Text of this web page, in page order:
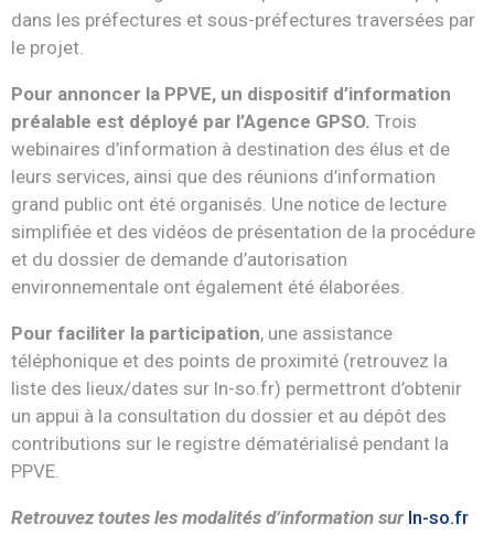
dans les préfectures et sous-préfectures traversées par
le projet.
Pour annoncer la PPVE, un dispositif d’information
préalable est déployé par l’Agence GPSO. Trois
webinaires d’information à destination des élus et de
leurs services, ainsi que des réunions d’information
grand public ont été organisés. Une notice de lecture
simplifiée et des vidéos de présentation de la procédure
et du dossier de demande d’autorisation
environnementale ont également été élaborées.
Pour faciliter la participation, une assistance
téléphonique et des points de proximité (retrouvez la
liste des lieux/dates sur ln-so.fr) permettront d’obtenir
un appui à la consultation du dossier et au dépôt des
contributions sur le registre dématérialisé pendant la
PPVE.
Retrouvez toutes les modalités d’information sur ln-so.fr